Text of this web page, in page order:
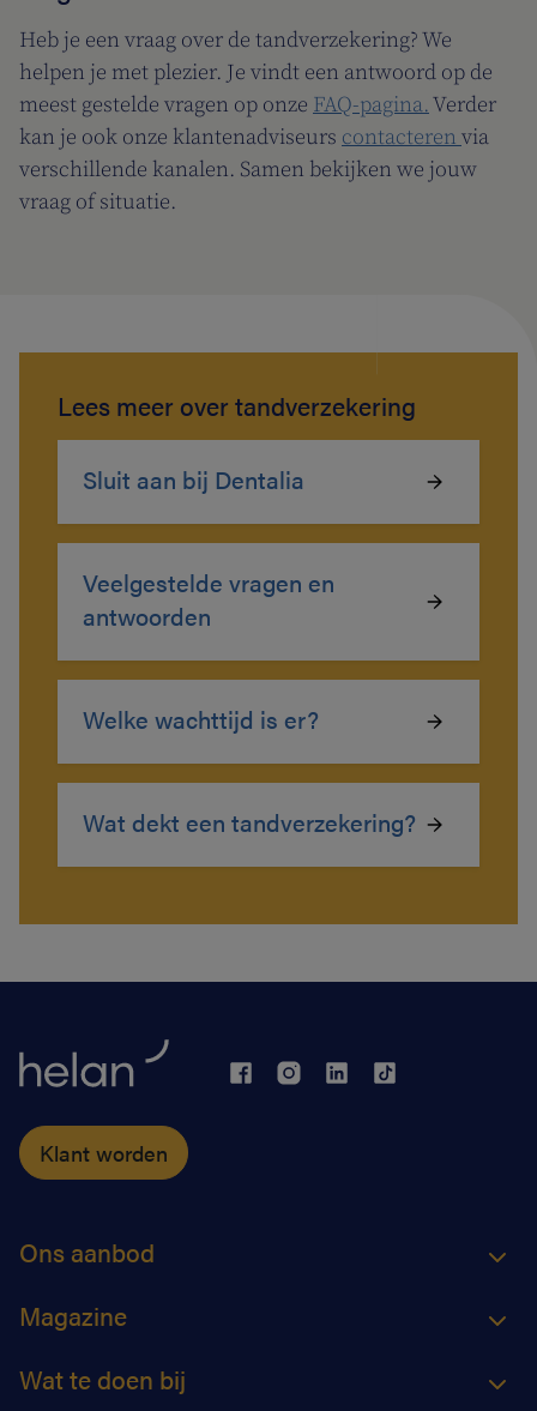
Heb je een vraag over de tandverzekering? We
helpen je met plezier. Je vindt een antwoord op de
meest gestelde vragen op onze FAQ-pagina.Verder
kan je ook onze klantenadviseurs contacteren via
verschillende kanalen. Samen bekijken we jouw
vraag of situatie.
Lees meer over tandverzekering
Sluit aan bij Dentalia
Veelgestelde vragen en
antwoorden
Welke wachttijd is er?
Wat dekt een tandverzekering?
Klant worden
Ons aanbod
Magazine
Wat te doen bij